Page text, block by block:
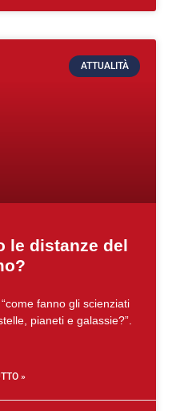
ATTUALITÀ
le distanze del
fanno gli scienziati
pianeti e galassie?”.
»